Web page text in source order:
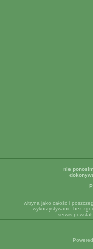
nie
witryna jako całość i
wykorzystywanie bez
serwis